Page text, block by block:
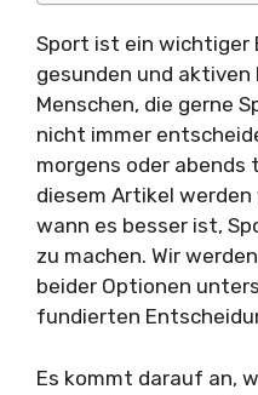
Sport ist ein wichtiger
gesunden und aktiven
Menschen, die gerne
nicht immer
morgens oder abends
diesem Artikel
wann es besser ist,
zu machen. Wir
beider Optionen
fundierten
Es kommt darauf an,